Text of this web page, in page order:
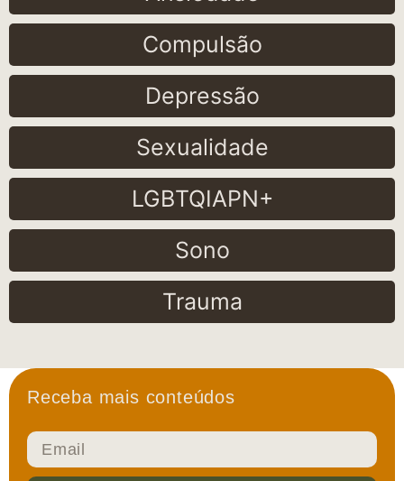
Compulsão
Depressão
Sexualidade
LGBTQIAPN+
Sono
Trauma
Receba mais conteúdos